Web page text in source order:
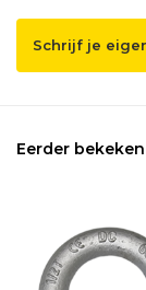
Schrijf je
Eerder bekeken